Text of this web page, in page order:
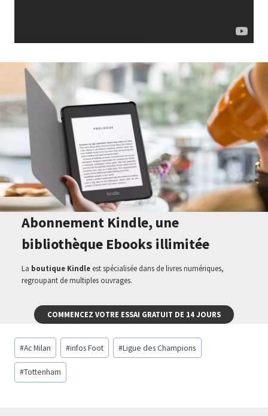
Abonnement Kindle, une
bibliothèque Ebooks illimitée
La boutique Kindleest spécialisée dans de livres numériques,
regroupant de multiples ouvrages.
COMMENCEZ VOTRE ESSAI GRATUIT DE 14 JOURS
Étiquettes
de
la
#Ac Milan #infos Foot #Ligue des Champions
#Tottenham